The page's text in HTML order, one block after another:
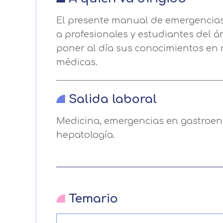
El presente manual de
a profesionales y estudiantes del
poner al día sus conocimientos
médicas.
Salida laboral
Medicina, emergencias en
hepatología.
Temario
Después de aceptar, no